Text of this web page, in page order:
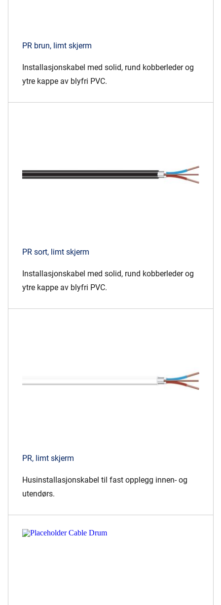
PR brun, limt skjerm
Installasjonskabel med solid, rund kobberleder og
ytre kappe av blyfri PVC.
PR sort, limt skjerm
Installasjonskabel med solid, rund kobberleder og
ytre kappe av blyfri PVC.
PR, limt skjerm
Husinstallasjonskabel til fast opplegg innen- og
utendørs.